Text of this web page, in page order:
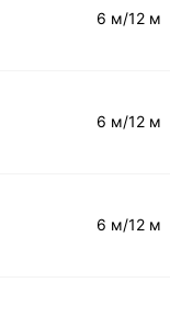
6 м/12 м
6 м/12 м
6 м/12 м